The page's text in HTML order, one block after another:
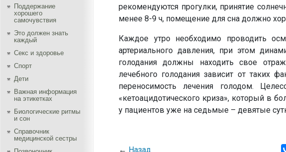
Поддержание
хорошего
самочувствия
Это должен знать
каждый
Секс и здоровье
Спорт
Дети
Важная информация
на этикетках
Биологические ритмы
и сон
Справочник
медицинской сестры
рекомендуются прогулки, принятие
менее 8-9 ч, помещение для сна должно
Каждое утро необходимо проводить
артериального давления, при этом
голодания должны находить свое
лечебного голодания зависит от таких
переносимость лечения голодом.
«кетоацидотического криза», который в
у пациентов уже на седьмые – девятые
← Назад